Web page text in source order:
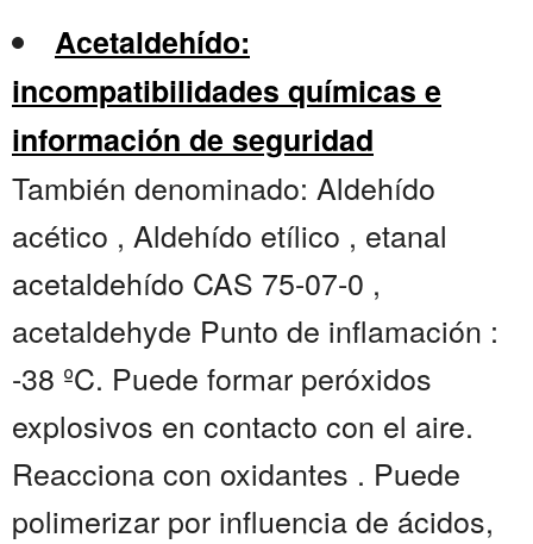
Acetaldehído:
incompatibilidades químicas e
información de seguridad
También denominado: Aldehído
acético , Aldehído etílico , etanal
acetaldehído CAS 75-07-0 ,
acetaldehyde Punto de inflamación :
-38 ºC. Puede formar peróxidos
explosivos en contacto con el aire.
Reacciona con oxidantes . Puede
polimerizar por influencia de ácidos,